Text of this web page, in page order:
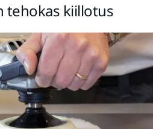
tehokas kiillotus